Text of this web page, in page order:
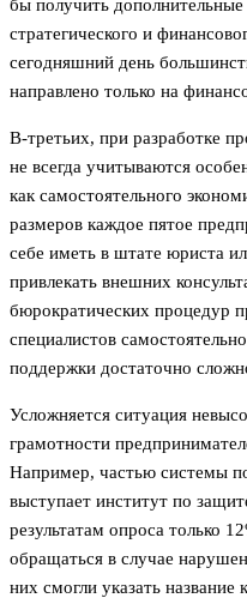
бы получить
стратегического и
сегодняшний день
направлено только на
В-третьих, при разработке
не всегда учитываются
как самостоятельного
размеров каждое пятое
себе иметь в штате юриста
привлекать внешних
бюрократических процедур
специалистов
поддержки достаточно
Усложняется ситуация
грамотности
Например, частью системы
выступает институт по
результатам опроса только
обращаться в случае
них смогли указать название